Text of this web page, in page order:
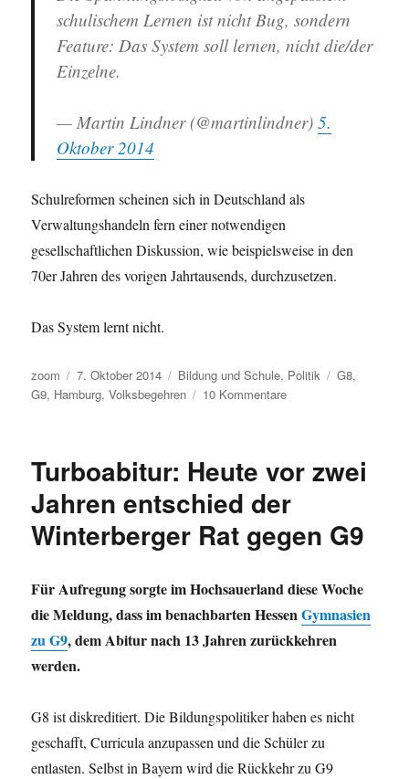
schulischem Lernen ist nicht Bug, sondern
Feature: Das System soll lernen, nicht die/der
Einzelne.
— Martin Lindner (@martinlindner)5.
Oktober 2014
Schulreformen scheinen sich in Deutschland als
Verwaltungshandeln fern einer notwendigen
gesellschaftlichen Diskussion, wie beispielsweise in den
70er Jahren des vorigen Jahrtausends, durchzusetzen.
Das System lernt nicht.
Autor
zoom
Veröffentlicht
am
7. Oktober 2014 Kategorien
Bildung und Schule, Politik Schlagwörter
G8,
G9, Hamburg,Volksbegehren 10 Kommentarezu
bis
über
G9
ab.
…
die
Länge
Turboabitur: Heute vor zwei
Jahren entschied der
Winterberger Rat gegen G9
Für Aufregung sorgte im Hochsauerland diese Woche
die Meldung, dass im benachbarten HessenGymnasien
zu G9, dem Abitur nach 13 Jahren zurückkehren
werden.
G8 ist diskreditiert. Die Bildungspolitiker haben es nicht
geschafft, Curricula anzupassen und die Schüler zu
entlasten. Selbst in Bayern wird die Rückkehr zu G9